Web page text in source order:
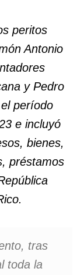
peritos
Antonio
y Pedro
período
e incluyó
bienes,
préstamos
tras
toda la